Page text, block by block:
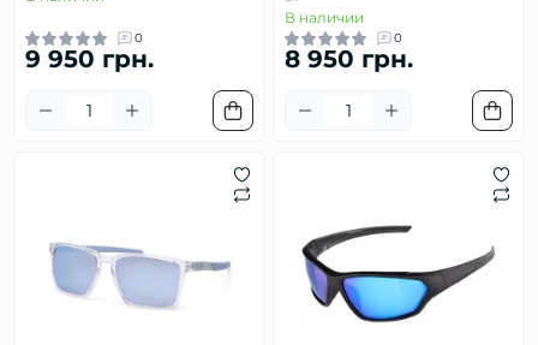
0
9 950 грн.
В наличии
0
8 950 грн.